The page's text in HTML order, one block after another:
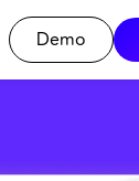
Demo